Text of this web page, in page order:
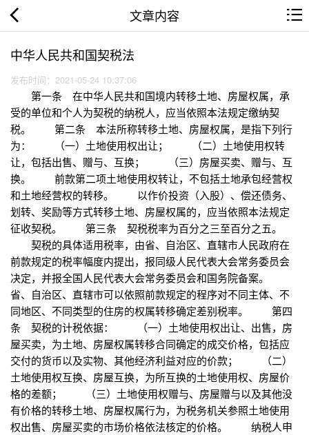
文章内容
中华人民共和国契税法
发布时间：2021-05-24 10:37:06
第一条 在中华人民共和国境内转移土地、房屋权属，承
受的单位和个人为契税的纳税人，应当依照本法规定缴纳契
税。 第二条 本法所称转移土地、房屋权属，是指下列行
为： （一）土地使用权出让； （二）土地使用权转
让，包括出售、赠与、互换； （三）房屋买卖、赠与、互
换。 前款第二项土地使用权转让，不包括土地承包经营权
和土地经营权的转移。 以作价投资（入股）、偿还债务、
划转、奖励等方式转移土地、房屋权属的，应当依照本法规定
征收契税。 第三条 契税税率为百分之三至百分之五。
契税的具体适用税率，由省、自治区、直辖市人民政府在
前款规定的税率幅度内提出，报同级人民代表大会常务委员会
决定，并报全国人民代表大会常务委员会和国务院备案。
省、自治区、直辖市可以依照前款规定的程序对不同主体、不
同地区、不同类型的住房的权属转移确定差别税率。 第四
条 契税的计税依据： （一）土地使用权出让、出售，房
屋买卖，为土地、房屋权属转移合同确定的成交价格，包括应
交付的货币以及实物、其他经济利益对应的价款； （二）
土地使用权互换、房屋互换，为所互换的土地使用权、房屋价
格的差额； （三）土地使用权赠与、房屋赠与以及其他没
有价格的转移土地、房屋权属行为，为税务机关参照土地使用
权出售、房屋买卖的市场价格依法核定的价格。 纳税人申